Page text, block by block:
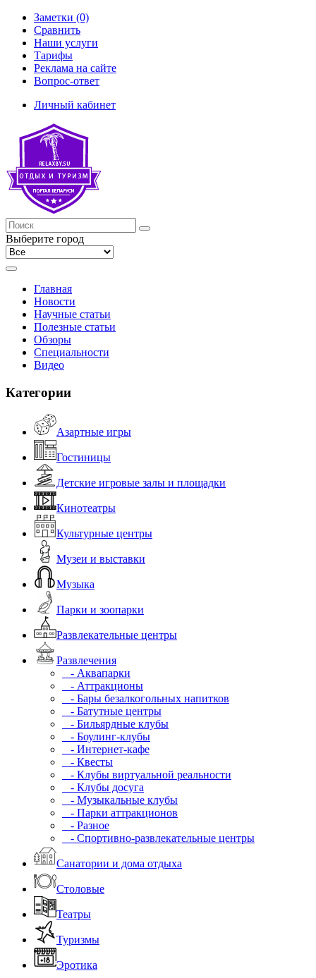
Заметки (0)
Сравнить
Наши услуги
Тарифы
Реклама на сайте
Вопрос-ответ
Личный кабинет
Выберите город
Главная
Новости
Научные статьи
Полезные статьи
Обзоры
Специальности
Видео
Категории
Азартные игры
Гостиницы
Детские игровые залы и площадки
Кинотеатры
Культурные центры
Музеи и выставки
Музыка
Парки и зоопарки
Развлекательные центры
Развлечения
- Аквапарки
- Аттракционы
- Бары безалкогольных напитков
- Батутные центры
- Бильярдные клубы
- Боулинг-клубы
- Интернет-кафе
- Квесты
- Клубы виртуальной реальности
- Клубы досуга
- Музыкальные клубы
- Парки аттракционов
- Разное
- Спортивно-развлекательные центры
Санатории и дома отдыха
Столовые
Театры
Туризмы
Эротика